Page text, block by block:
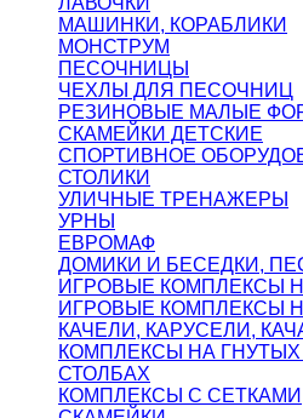
МАШИНКИ, КОРАБЛИКИ
МОНСТРУМ
ПЕСОЧНИЦЫ
ЧЕХЛЫ ДЛЯ ПЕСОЧНИЦ
РЕЗИНОВЫЕ МАЛЫЕ
СКАМЕЙКИ ДЕТСКИЕ
СПОРТИВНОЕ
СТОЛИКИ
УЛИЧНЫЕ ТРЕНАЖЕРЫ
УРНЫ
ЕВРОМАФ
ДОМИКИ И БЕСЕДКИ,
ИГРОВЫЕ КОМПЛЕКСЫ
ИГРОВЫЕ КОМПЛЕКСЫ
КАЧЕЛИ, КАРУСЕЛИ,
КОМПЛЕКСЫ НА
СТОЛБАХ
КОМПЛЕКСЫ С СЕТКАМИ